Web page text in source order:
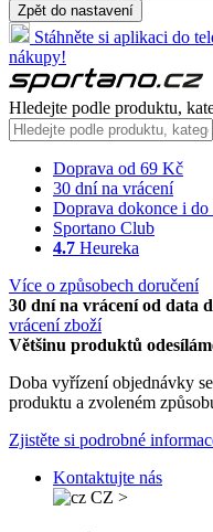
Zpět do nastavení
Stáhněte si aplikaci do
nákupy!
Hledejte podle produktu,
Doprava od 69 Kč
30 dní na vrácení
Doprava dokonce i do
Sportano Club
4.7 Heureka
Více o způsobech doručení
30 dní na vrácení od data
vrácení zboží
Většinu produktů
Doba vyřízení objednávky
produktu a zvoleném
Zjistěte si podrobné
Kontaktujte nás
CZ >